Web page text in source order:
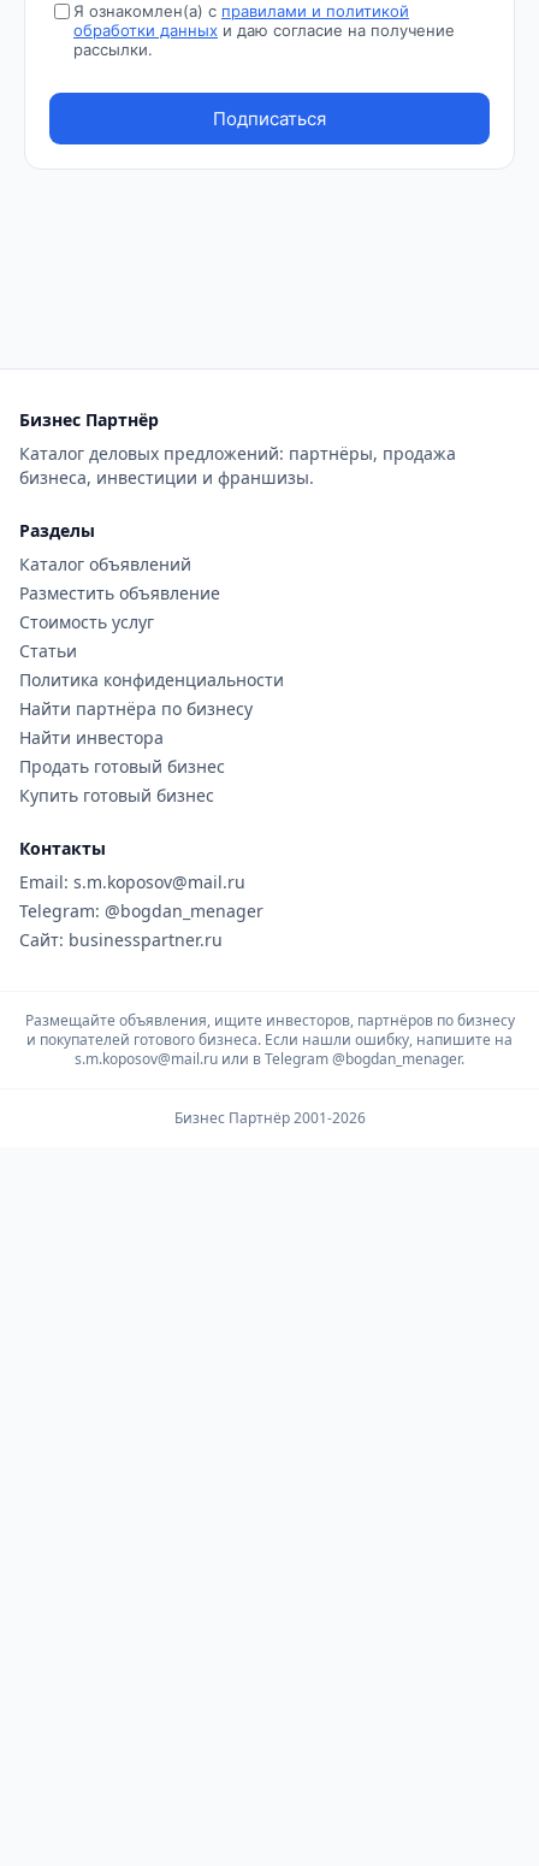
Бизнес Партнёр
Каталог деловых предложений: партнёры, продажа
бизнеса, инвестиции и франшизы.
Разделы
Каталог объявлений
Разместить объявление
Стоимость услуг
Статьи
Политика конфиденциальности
Найти партнёра по бизнесу
Найти инвестора
Продать готовый бизнес
Купить готовый бизнес
Контакты
Email: s.m.koposov@mail.ru
Telegram: @bogdan_menager
Сайт: businesspartner.ru
Размещайте объявления, ищите инвесторов, партнёров по бизнесу
и покупателей готового бизнеса. Если нашли ошибку, напишите на
s.m.koposov@mail.ru или в Telegram@bogdan_menager.
Бизнес Партнёр 2001-2026